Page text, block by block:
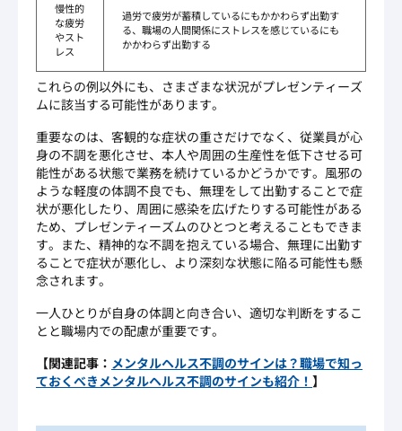
慢性的
な疲労
やスト
レス
過労で疲労が蓄積しているにもかかわらず出勤す
る、職場の人間関係にストレスを感じているにも
かかわらず出勤する
これらの例以外にも、さまざまな状況がプレゼンティーズ
ムに該当する可能性があります。
重要なのは、客観的な症状の重さだけでなく、従業員が心
身の不調を悪化させ、本人や周囲の生産性を低下させる可
能性がある状態で業務を続けているかどうかです。風邪の
ような軽度の体調不良でも、無理をして出勤することで症
状が悪化したり、周囲に感染を広げたりする可能性がある
ため、プレゼンティーズムのひとつと考えることもできま
す。また、精神的な不調を抱えている場合、無理に出勤す
ることで症状が悪化し、より深刻な状態に陥る可能性も懸
念されます。
一人ひとりが自身の体調と向き合い、適切な判断をするこ
とと職場内での配慮が重要です。
【関連記事： メンタルヘルス不調のサインは？職場で知っ
ておくべきメンタルヘルス不調のサインも紹介！ 】